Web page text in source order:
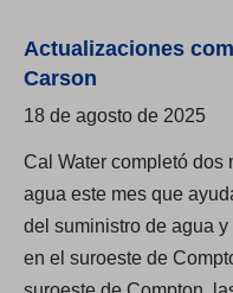
g
u
e
e
r
a
d
e
l
h
o
Actualizaciones
Carson
18 de agosto de 2025
Cal Water completó dos
agua este mes que
del suministro de agua
en el suroeste de